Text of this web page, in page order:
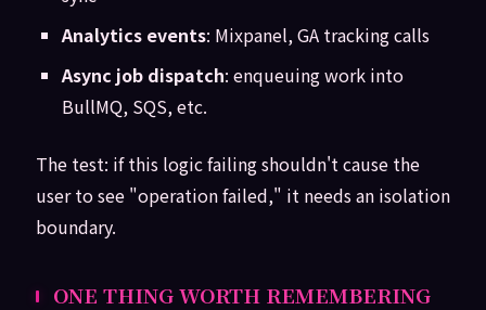
Analytics events: Mixpanel, GA tracking calls
Async job dispatch: enqueuing work into
BullMQ, SQS, etc.
The test: if this logic failing shouldn't cause the
user to see "operation failed," it needs an isolation
boundary.
ONE THING WORTH REMEMBERING